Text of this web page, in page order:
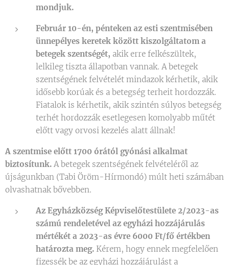
mondjuk.
Február 10-én, pénteken az esti szentmisében
ünnepélyes keretek között kiszolgáltatom a
betegek szentségét, akik erre felkészültek,
lelkileg tiszta állapotban vannak. A betegek
szentségének felvételét mindazok kérhetik, akik
idősebb korúak és a betegség terheit hordozzák.
Fiatalok is kérhetik, akik szintén súlyos betegség
terhét hordozzák esetlegesen komolyabb műtét
előtt vagy orvosi kezelés alatt állnak!
A szentmise előtt 1700 órától gyónási alkalmat
biztosítunk. A betegek szentségének felvételéről az
újságunkban (Tabi Öröm-Hírmondó) múlt heti számában
olvashatnak bővebben.
Az Egyházközség Képviselőtestülete 2/2023-as
számú rendeletével az egyházi hozzájárulás
mértékét a 2023-as évre 6000 Ft/fő értékben
határozta meg. Kérem, hogy ennek megfelelően
fizessék be az egyházi hozzájárulást a